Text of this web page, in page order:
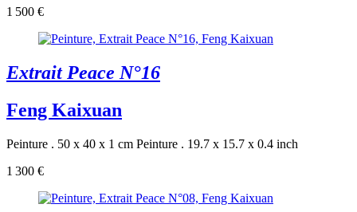
1 500 €
Extrait Peace N°16
Feng Kaixuan
Peinture . 50 x 40 x 1 cm Peinture . 19.7 x 15.7 x 0.4 inch
1 300 €